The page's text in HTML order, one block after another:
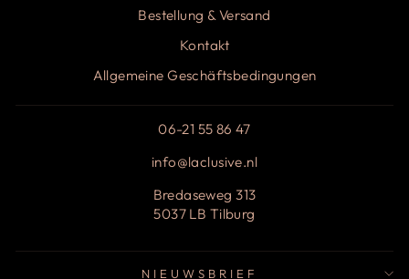
Bestellung & Versand
Kontakt
Allgemeine Geschäftsbedingungen
06-21 55 86 47
info@laclusive.nl
Bredaseweg 313
5037 LB Tilburg
NIEUWSBRIEF